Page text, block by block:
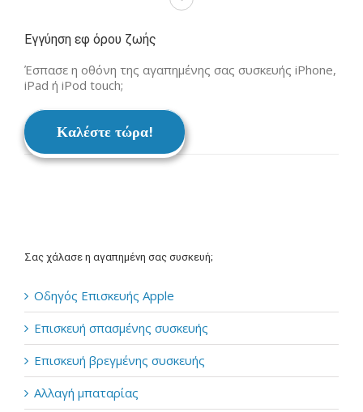
Εγγύηση εφ όρου ζωής
Έσπασε η οθόνη της αγαπημένης σας συσκευής iPhone,
iPad ή iPod touch;
Καλέστε τώρα!
Σας χάλασε η αγαπημένη σας συσκευή;
Οδηγός Επισκευής Apple
Επισκευή σπασμένης συσκευής
Επισκευή βρεγμένης συσκευής
Αλλαγή μπαταρίας